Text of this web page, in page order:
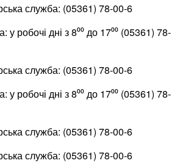
служба: (05361) 78-00-6
у робочі дні з 8⁰⁰ до 17⁰⁰ (05361) 78-
служба: (05361) 78-00-6
у робочі дні з 8⁰⁰ до 17⁰⁰ (05361) 78-
служба: (05361) 78-00-6
служба: (05361) 78-00-6